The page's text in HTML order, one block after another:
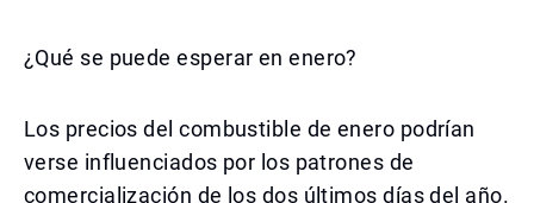
¿Qué se puede esperar en enero?
Los precios del combustible de enero podrían
verse influenciados por los patrones de
comercialización de los dos últimos días del año.